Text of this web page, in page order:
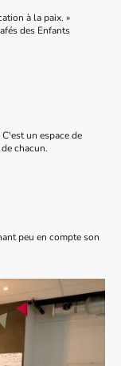
à la paix. »
des Enfants
un espace de
chacun.
peu en compte son